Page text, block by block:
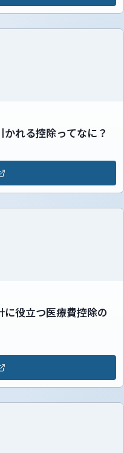
かれる控除ってなに？
役立つ医療費控除の